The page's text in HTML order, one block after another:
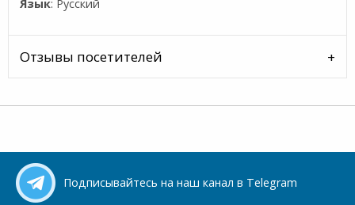
Язык: Русский
Отзывы посетителей
Подписывайтесь на наш канал в Telegram